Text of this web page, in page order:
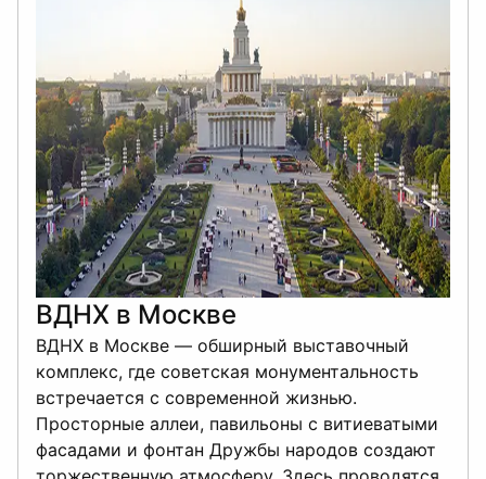
ВДНХ в Москве
ВДНХ в Москве — обширный выставочный
комплекс, где советская монументальность
встречается с современной жизнью.
Просторные аллеи, павильоны с витиеватыми
фасадами и фонтан Дружбы народов создают